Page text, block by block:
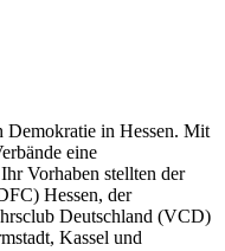
Demokratie in Hessen. Mit
eine
Vorhaben stellten der
Hessen, der
Deutschland (VCD)
Kassel und